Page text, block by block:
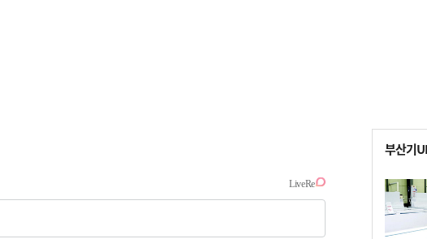
부산기